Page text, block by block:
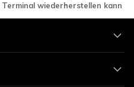
wiederherstellen kann